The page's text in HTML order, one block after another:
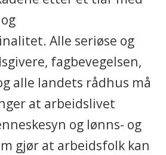
Alle seriøse og
fagbevegelsen,
alle landets rådhus må
at arbeidslivet
og lønns- og
gjør at arbeidsfolk kan